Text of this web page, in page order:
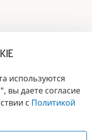
используются
даете согласие
с Политикой